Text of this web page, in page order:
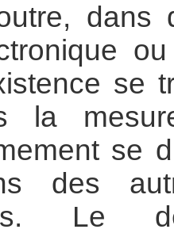
dans
se
la
se
des
Le